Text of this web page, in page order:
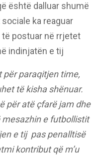
është dalluar shumë
ka reaguar
postuar në rrjetet
indinjatën e tij
për paraqitjen time,
të kisha shënuar.
për atë çfarë jam dhe
e futbollistit
e tij pas penalltisë
kontribut që m’u